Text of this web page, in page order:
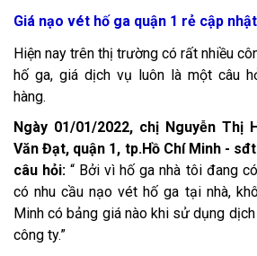
Giá nạo vét hố ga quận 1 rẻ cập
Hiện nay trên thị trường có rất nhiều
hố ga, giá dịch vụ luôn là một câu
hàng.
Ngày 01/01/2022, chị Nguyễn Thị
Văn Đạt, quận 1, tp.Hồ Chí Minh -
câu hỏi:“ Bởi vì hố ga nhà tôi đang
có nhu cầu nạo vét hố ga tại nhà,
Minh có bảng giá nào khi sử dụng
công ty.”